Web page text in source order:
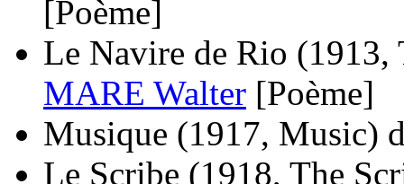
[Poème]
Le Navire de Rio (1913,
MARE Walter [Poème]
Musique (1917, Music)
Le Scribe (1918, The